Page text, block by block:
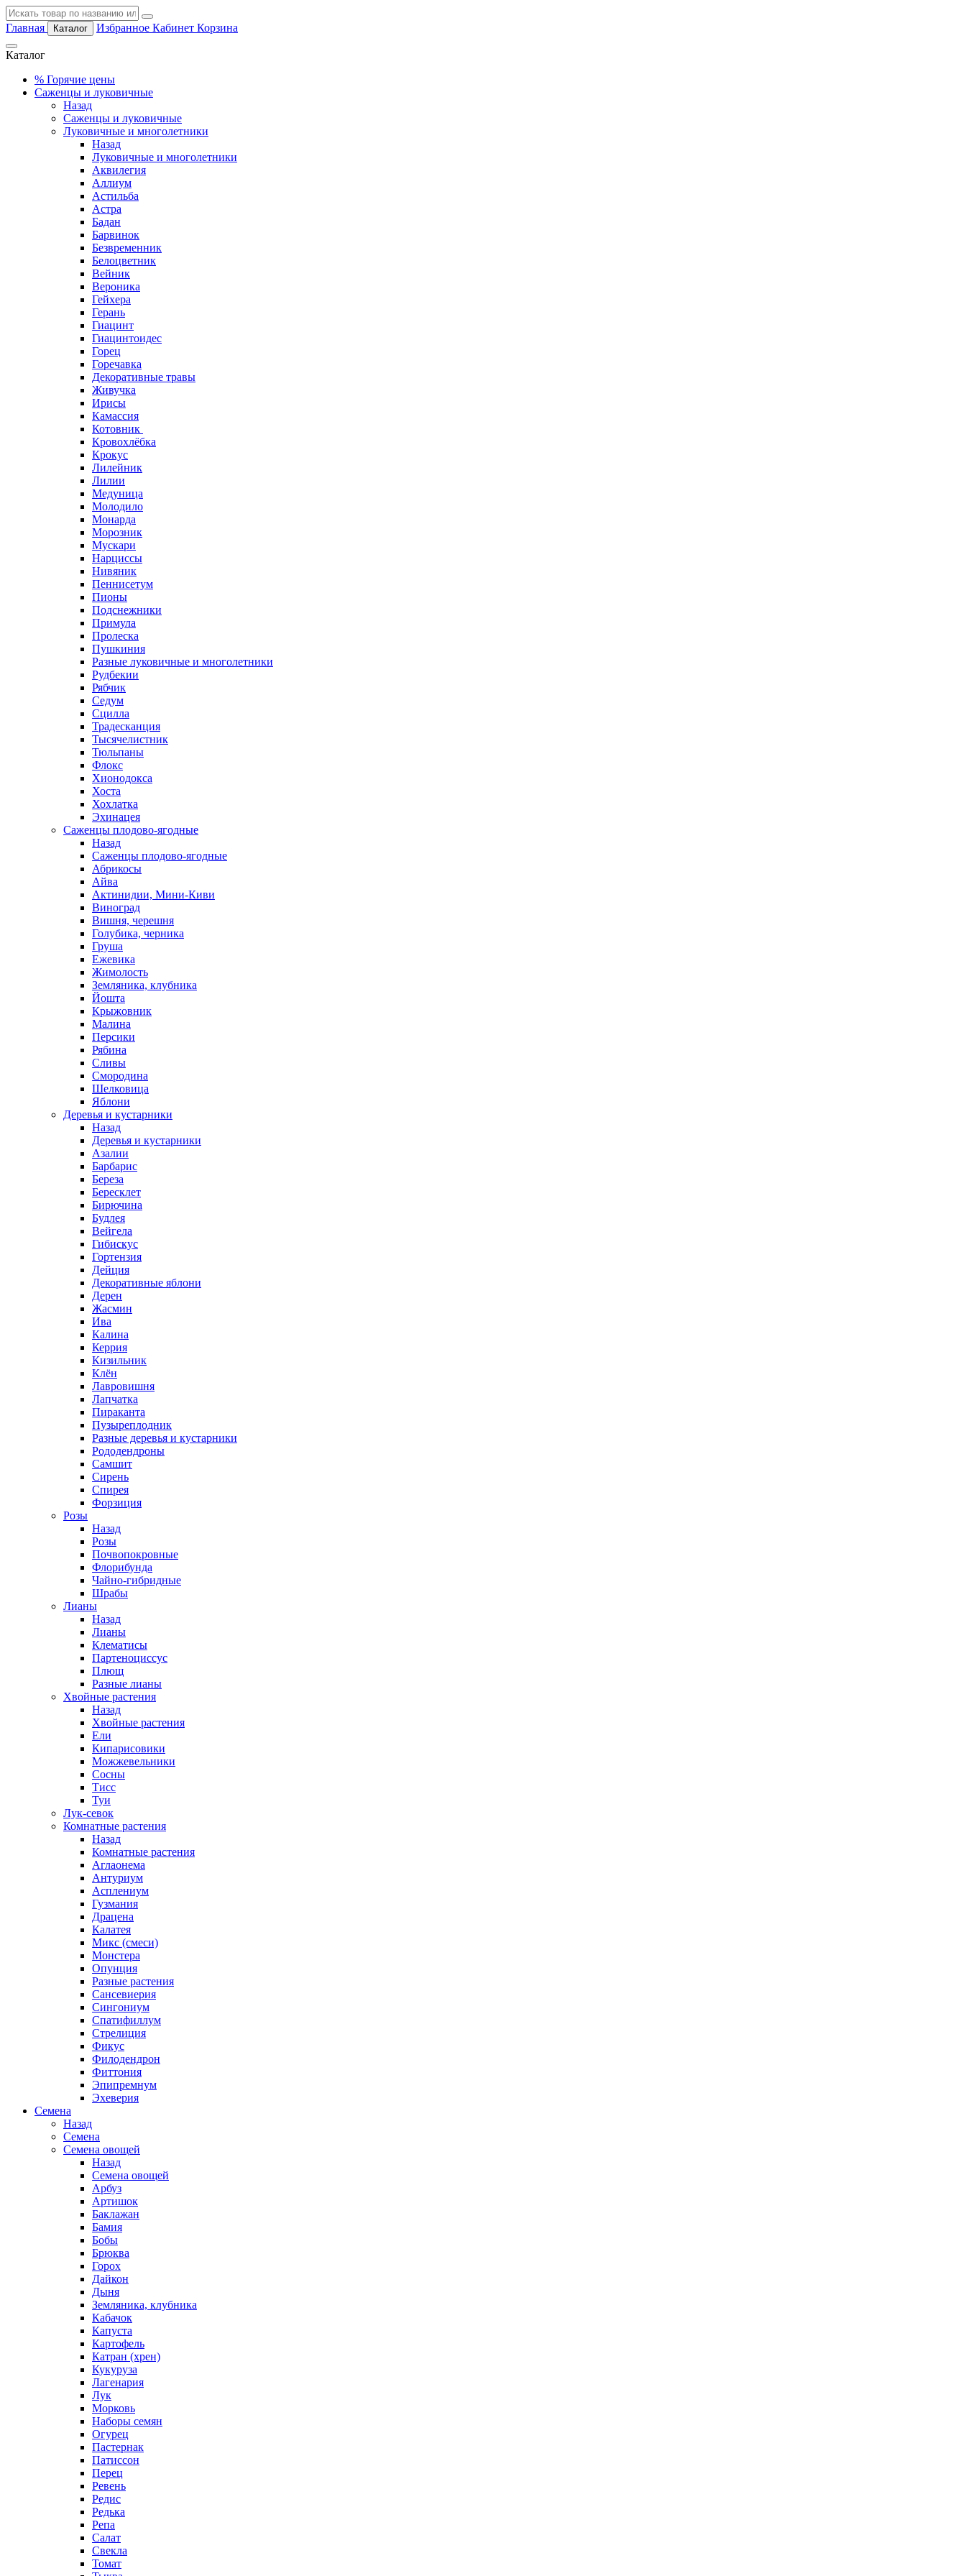
Главная Каталог Избранное Кабинет Корзина
Каталог
% Горячие цены
Саженцы и луковичные
Назад
Саженцы и луковичные
Луковичные и многолетники
Назад
Луковичные и многолетники
Аквилегия
Аллиум
Астильба
Астра
Бадан
Барвинок
Безвременник
Белоцветник
Вейник
Вероника
Гейхера
Герань
Гиацинт
Гиацинтоидес
Горец
Горечавка
Декоративные травы
Живучка
Ирисы
Камассия
Котовник
Кровохлёбка
Крокус
Лилейник
Лилии
Медуница
Молодило
Монарда
Морозник
Мускари
Нарциссы
Нивяник
Пеннисетум
Пионы
Подснежники
Примула
Пролеска
Пушкиния
Разные луковичные и многолетники
Рудбекии
Рябчик
Седум
Сцилла
Традесканция
Тысячелистник
Тюльпаны
Флокс
Хионодокса
Хоста
Хохлатка
Эхинацея
Саженцы плодово-ягодные
Назад
Саженцы плодово-ягодные
Абрикосы
Айва
Актинидии, Мини-Киви
Виноград
Вишня, черешня
Голубика, черника
Груша
Ежевика
Жимолость
Земляника, клубника
Йошта
Крыжовник
Малина
Персики
Рябина
Сливы
Смородина
Шелковица
Яблони
Деревья и кустарники
Назад
Деревья и кустарники
Азалии
Барбарис
Береза
Бересклет
Бирючина
Будлея
Вейгела
Гибискус
Гортензия
Дейция
Декоративные яблони
Дерен
Жасмин
Ива
Калина
Керрия
Кизильник
Клён
Лавровишня
Лапчатка
Пираканта
Пузыреплодник
Разные деревья и кустарники
Рододендроны
Самшит
Сирень
Спирея
Форзиция
Розы
Назад
Розы
Почвопокровные
Флорибунда
Чайно-гибридные
Шрабы
Лианы
Назад
Лианы
Клематисы
Партеноциссус
Плющ
Разные лианы
Хвойные растения
Назад
Хвойные растения
Ели
Кипарисовики
Можжевельники
Сосны
Тисс
Туи
Лук-севок
Комнатные растения
Назад
Комнатные растения
Аглаонема
Антуриум
Асплениум
Гузмания
Драцена
Калатея
Микс (смеси)
Монстера
Опунция
Разные растения
Сансевиерия
Сингониум
Спатифиллум
Стрелиция
Фикус
Филодендрон
Фиттония
Эпипремнум
Эхеверия
Семена
Назад
Семена
Семена овощей
Назад
Семена овощей
Арбуз
Артишок
Баклажан
Бамия
Бобы
Брюква
Горох
Дайкон
Дыня
Земляника, клубника
Кабачок
Капуста
Картофель
Катран (хрен)
Кукуруза
Лагенария
Лук
Морковь
Наборы семян
Огурец
Пастернак
Патиссон
Перец
Ревень
Редис
Редька
Репа
Салат
Свекла
Томат